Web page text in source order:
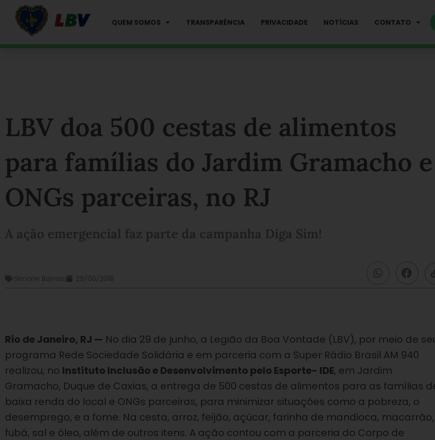
QUEM SOMOS TRANSPARÊNCIA PRIVACIDADE NOTÍCIAS CONTATO
LBV doa 500 cestas de alimentos
para famílias do Jardim Gramacho e
ONGs parceiras, no RJ
A ação emergencial faz parte da campanha Diga Sim!
Simone Barreto 29/06/2018
Rio de Janeiro, RJ — No dia 29 de junho, a Legião da Boa Vontade (LBV), por meio de
programa Rede Sociedade Solidária e em parceria com a Super Rádio Brasil AM 940
realizou, no Instituto Inclusão e Desenvolvimento pelo Esporte- IDE, em Jardim
Gramacho, Duque de Caxias, a entrega de 500 cestas de alimentos para as famílias
baixa renda do local e ONGs parceiras, para minimizar situações como a pobreza, o
desemprego, e a fome. Na cesta, arroz, feijão, açúcar, farinha de mandioca, macarrão,
fubá, sal e óleo, além de outros itens. A ação contou com a parceria do Corpo de